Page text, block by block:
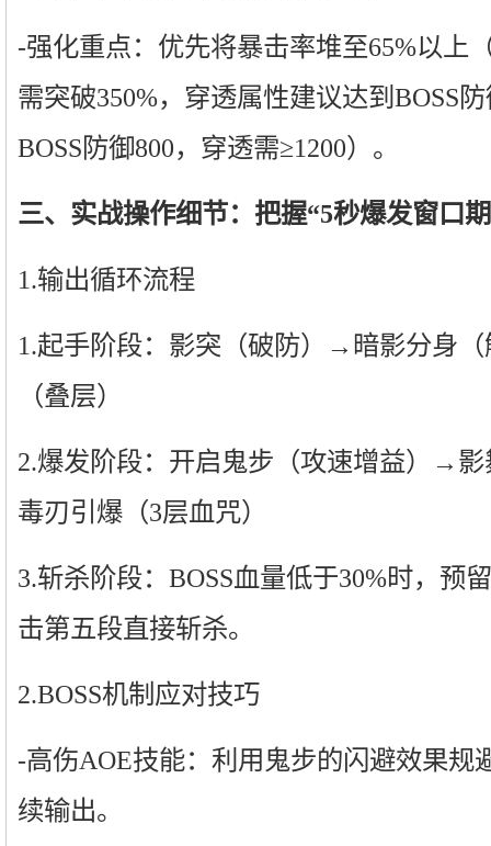
-强化重点：优先将暴击率堆至65%以上
需突破350%，穿透属性建议达到BOSS
BOSS防御800，穿透需≥1200）。
三、实战操作细节：把握“5秒爆发窗口
1.输出循环流程
1.起手阶段：影突（破防）→暗影分身
（叠层）
2.爆发阶段：开启鬼步（攻速增益）→
毒刃引爆（3层血咒）
3.斩杀阶段：BOSS血量低于30%时，预
击第五段直接斩杀。
2.BOSS机制应对技巧
-高伤AOE技能：利用鬼步的闪避效果规
续输出。